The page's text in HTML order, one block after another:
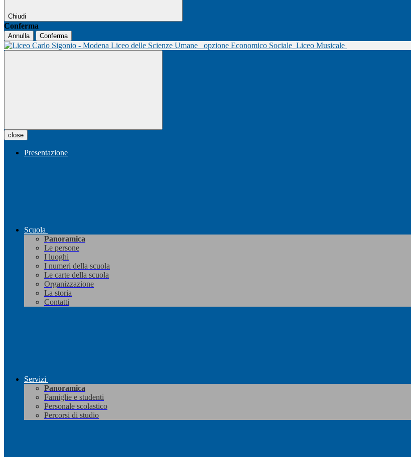
Chiudi
Conferma
Annulla Conferma
Liceo delle Scienze Umane opzione Economico Sociale Liceo Musicale
close
Presentazione
Scuola
Panoramica
Le persone
I luoghi
I numeri della scuola
Le carte della scuola
Organizzazione
La storia
Contatti
Servizi
Panoramica
Famiglie e studenti
Personale scolastico
Percorsi di studio